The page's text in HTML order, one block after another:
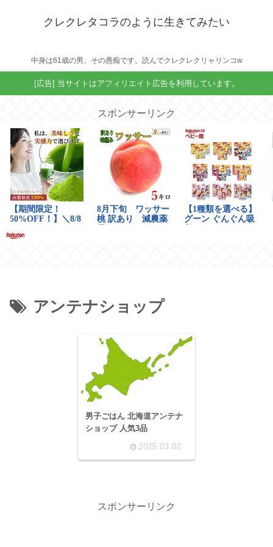
クレクレタコラのように生きてみたい
中身は61歳の男。その愚痴です。読んでクレクレクリャリンコw
[広告] 当サイトはアフィリエイト広告を利用しています。
スポンサーリンク
アンテナショップ
男子ごはん 北海道アンテナ
ショップ 人気3品
2025.03.02
スポンサーリンク